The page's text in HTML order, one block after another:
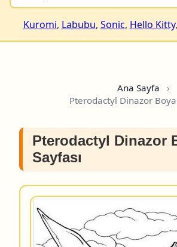
Kuromi, Labubu, Sonic, Hello Kitty,
Ana Sayfa
›
Pterodactyl Dinazor
Pterodactyl Dinazor
Sayfası